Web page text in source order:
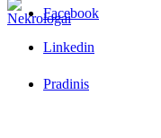
Facebook
Linkedin
Pradinis